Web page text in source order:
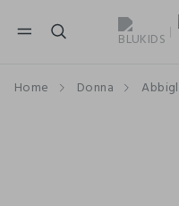
Home Donna